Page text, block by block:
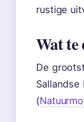
rustige
Wat te
De
(